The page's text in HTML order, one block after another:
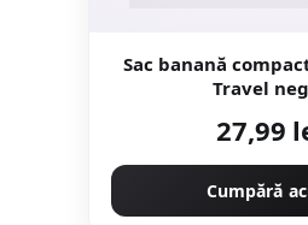
Sac banană
Travel
27,99
Cumpără